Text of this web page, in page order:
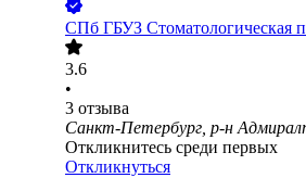
СПб ГБУЗ Стоматологическая
3.6
•
3 отзыва
Санкт-Петербург, р-н
Откликнитесь среди первых
Откликнуться